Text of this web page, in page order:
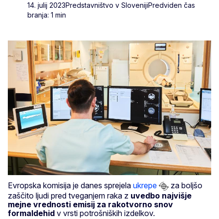
14. julij 2023Predstavništvo v SlovenijiPredviden čas
branja: 1 min
Evropska komisija je danes sprejela ukrepe
za boljšo
zaščito ljudi pred tveganjem raka z uvedbo najvišje
mejne vrednosti emisij za rakotvorno snov
formaldehid v vrsti potrošniških izdelkov.